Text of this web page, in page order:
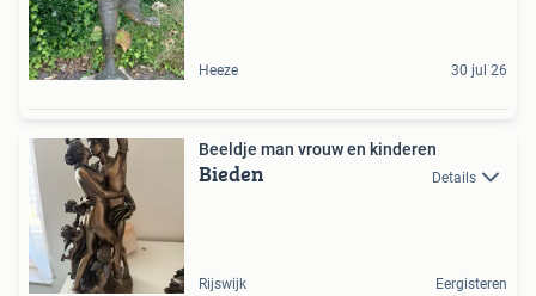
Heeze 30 jul 26
Beeldje man vrouw en kinderen
Bieden Details
Rijswijk Eergisteren